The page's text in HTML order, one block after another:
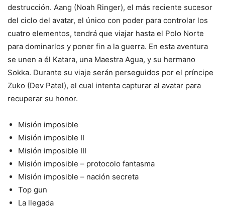
destrucción. Aang (Noah Ringer), el más reciente sucesor
del ciclo del avatar, el único con poder para controlar los
cuatro elementos, tendrá que viajar hasta el Polo Norte
para dominarlos y poner fin a la guerra. En esta aventura
se unen a él Katara, una Maestra Agua, y su hermano
Sokka. Durante su viaje serán perseguidos por el príncipe
Zuko (Dev Patel), el cual intenta capturar al avatar para
recuperar su honor.
Misión imposible
Misión imposible II
Misión imposible III
Misión imposible – protocolo fantasma
Misión imposible – nación secreta
Top gun
La llegada